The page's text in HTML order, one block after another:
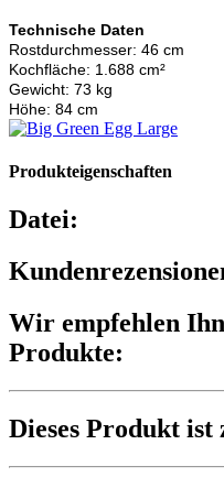
Technische Daten
Rostdurchmesser: 46 cm
Kochfläche: 1.688 cm²
Gewicht: 73 kg
Höhe: 84 cm
Produkteigenschaften
Datei:
Wir empfehlen
Produkte:
Dieses Produkt